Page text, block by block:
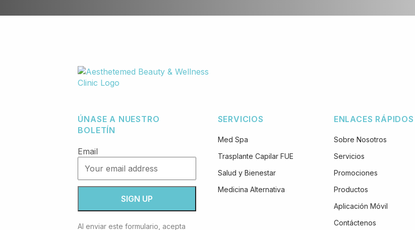
ÚNASE A NUESTRO
BOLETÍN
Email
Al enviar este formulario, acepta
SERVICIOS
Med Spa
Trasplante Capilar FUE
Salud y Bienestar
Medicina Alternativa
ENLACES RÁPIDOS
Sobre Nosotros
Servicios
Promociones
Productos
Aplicación Móvil
Contáctenos